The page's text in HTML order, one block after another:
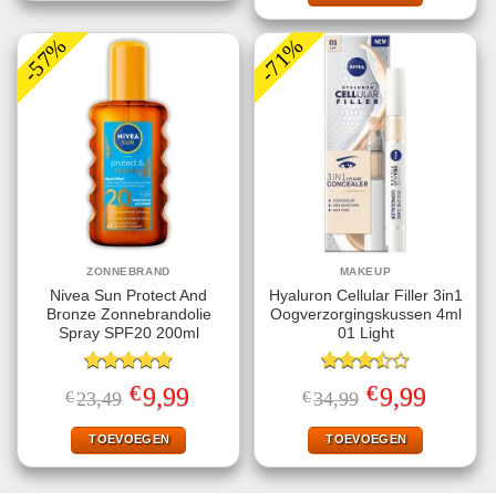
-57%
ZONNEBRAND
Nivea Sun Protect And
Bronze Zonnebrandolie
Spray SPF20 200ml
Gewaardeerd
4.78uit 5
€23,49 Oorspronkelijke
prijs
was:
€23,49.
€9,99Huidige
prijs
TOEVOEGEN
-71%
MAKEUP
Hyaluron Cellular Filler 3in1
Oogverzorgingskussen 4ml
01 Light
Gewaardeerd
3.50uit
€34,99 Oorspronkelijke
prijs
was:
€34,99.
€9,99Huidige
prijs
TOEVOEGEN